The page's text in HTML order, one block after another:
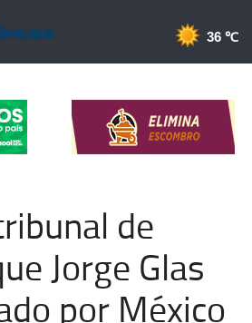
36 ℃
de
Jorge Glas
por México